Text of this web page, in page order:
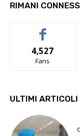
RIMANI
4,527
Fans
ULTIMI ARTICOLI